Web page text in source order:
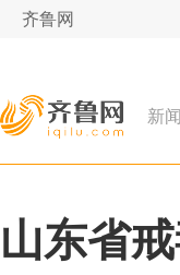
齐鲁网
新闻
山东省